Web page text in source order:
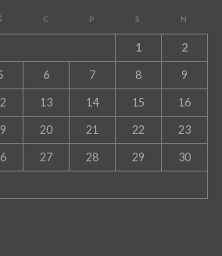
C P S N
1 2
6 7 8 9
13 14 15 16
20 21 22 23
27 28 29 30